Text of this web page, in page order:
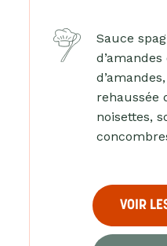
Sauce
rehaussée
noisettes,
VOIR